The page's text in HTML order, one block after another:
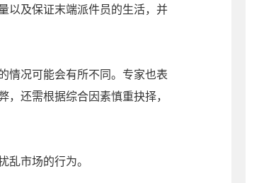
以及保证末端派件员的生活，并
情况可能会有所不同。专家也表
还需根据综合因素慎重抉择，
乱市场的行为。